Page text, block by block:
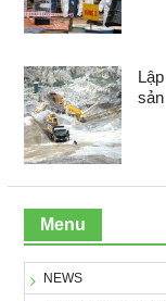
sản
Menu
NEWS